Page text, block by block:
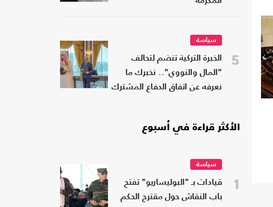
5
سياسة
الخبرة التركية تنضم لتحالف
"المال والنووي".. نخبرك ما
نعرفه عن اتفاق الدفاع المشترك
الأكثر قراءة في أسبوع
1
سياسة
قيادات بـ "البوليساريو" تفتح
باب النقاش حول مقترح الحكم